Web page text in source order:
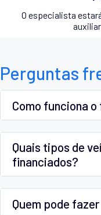
O especialista
Perguntas
Como funciona
Quais tipos de
financiados?
Quem pode